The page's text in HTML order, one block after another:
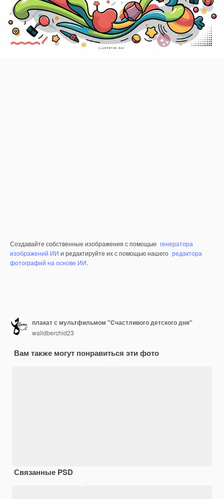
Создавайте собственные изображения с помощью генератора
изображений ИИ и редактируйте их с помощью нашего редактора
фотографий на основе ИИ.
плакат с мультфильмом "Счастливого детского дня"
walidberchid23
Вам также могут понравиться эти фото
Связанные PSD